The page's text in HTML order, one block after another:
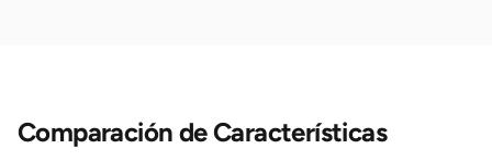
Comparación de Características